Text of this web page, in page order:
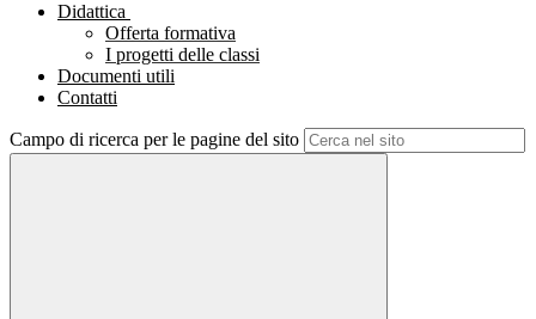
Didattica
Offerta formativa
I progetti delle classi
Documenti utili
Contatti
Campo di ricerca per le pagine del sito